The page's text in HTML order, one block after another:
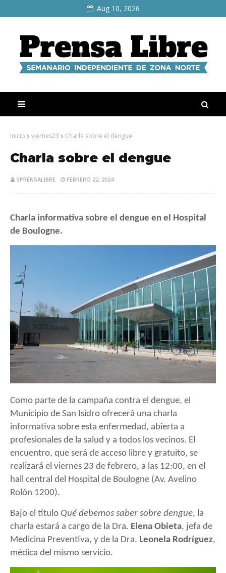
Aug 10, 2026
Inicio viernes23 Charla sobre el dengue
Charla sobre el dengue
SPRENSALIBRE FEBRERO 22, 2024
Charla informativa sobre el dengue en el Hospital
de Boulogne.
Como parte de la campaña contra el dengue, el
Municipio de San Isidro ofrecerá una charla
informativa sobre esta enfermedad, abierta a
profesionales de la salud y a todos los vecinos. El
encuentro, que será de acceso libre y gratuito, se
realizará el viernes 23 de febrero, a las 12:00, en el
hall central del Hospital de Boulogne (Av. Avelino
Rolón 1200).
Bajo el título Qué debemos saber sobre dengue, la
charla estará a cargo de la Dra. Elena Obieta, jefa de
Medicina Preventiva, y de la Dra. Leonela Rodríguez,
médica del mismo servicio.